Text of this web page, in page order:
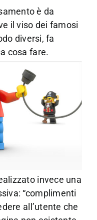
è da
il viso dei famosi
diversi, fa
cosa fare.
invece una
“complimenti
all’utente che